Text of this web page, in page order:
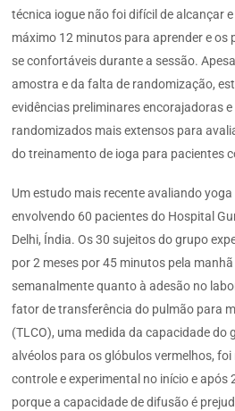
técnica iogue não foi difícil de alcançar
máximo 12 minutos para aprender e os
se confortáveis durante a sessão.
amostra e da falta de randomização,
evidências preliminares encorajadoras
randomizados mais extensos para
do treinamento de ioga para pacientes
Um estudo mais recente avaliando yoga
envolvendo 60 pacientes do Hospital
Delhi, Índia. Os 30 sujeitos do grupo
por 2 meses por 45 minutos pela
semanalmente quanto à adesão no
fator de transferência do pulmão para
(TLCO), uma medida da capacidade do
alvéolos para os glóbulos vermelhos,
controle e experimental no início e após
porque a capacidade de difusão é